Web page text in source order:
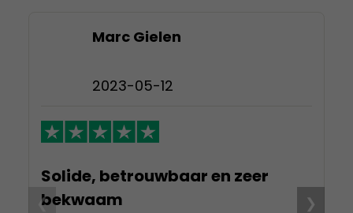
Marc Gielen
2023-05-12
Solide, betrouwbaar en zeer
bekwaam
❮ ❯